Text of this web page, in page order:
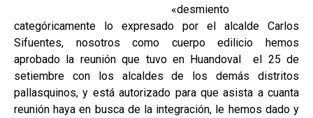
«desmiento
categóricamente lo expresado por el alcalde Carlos
Sifuentes, nosotros como cuerpo edilicio hemos
aprobado la reunión que tuvo en Huandoval el 25 de
setiembre con los alcaldes de los demás distritos
pallasquinos, y está autorizado para que asista a cuanta
reunión haya en busca de la integración, le hemos dado y